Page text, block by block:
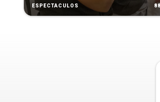
ESPECTÁCULOS